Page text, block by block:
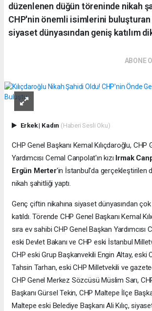
düzenlenen düğün töreninde nikah
CHP'nin önemli isimlerini
siyaset dünyasından geniş katılım
ABONE
Erkek| Kadın (Haberi Sesli Oku)
CHP Genel Başkanı Kemal Kılıçdaroğlu, CHP
Yardımcısı Cemal Canpolat'ın kızı Irmak
Ergün Merter'in İstanbul'da gerçekleştirilen
nikah şahitliği yaptı.
Genç çiftin nikahına siyaset dünyasından çok
katıldı. Törende CHP Genel Başkanı Kemal
sıra ev sahibi CHP Genel Başkan Yardımcısı
eski Devlet Bakanı ve CHP eski İstanbul
CHP eski Grup Başkanvekili Engin Altay, eski
Tahsin Tarhan, eski CHP Milletvekili ve
CHP Genel Merkez Sözcüsü Müslim Sarı,
Başkanı Gürsel Tekin, CHP Maltepe İlçe
Maltepe eski Belediye Başkanı Ali Kılıç,